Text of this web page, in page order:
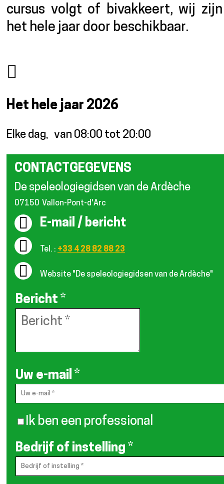
cursus volgt of bivakkeert, wij zijn
het hele jaar door beschikbaar.
Het hele jaar 2026
Elke dag van 08:00 tot 20:00
CONTACTGEGEVENS
De speleologiegidsen van de Ardèche
07150 Vallon-Pont-d'Arc
E-mail / bericht
Tel. : +33 4 28 82 88 23
Website "De speleologiegidsen van de Ardèche"
Bericht *
Uw e-mail *
Ik ben een professional
Bedrijf of instelling *